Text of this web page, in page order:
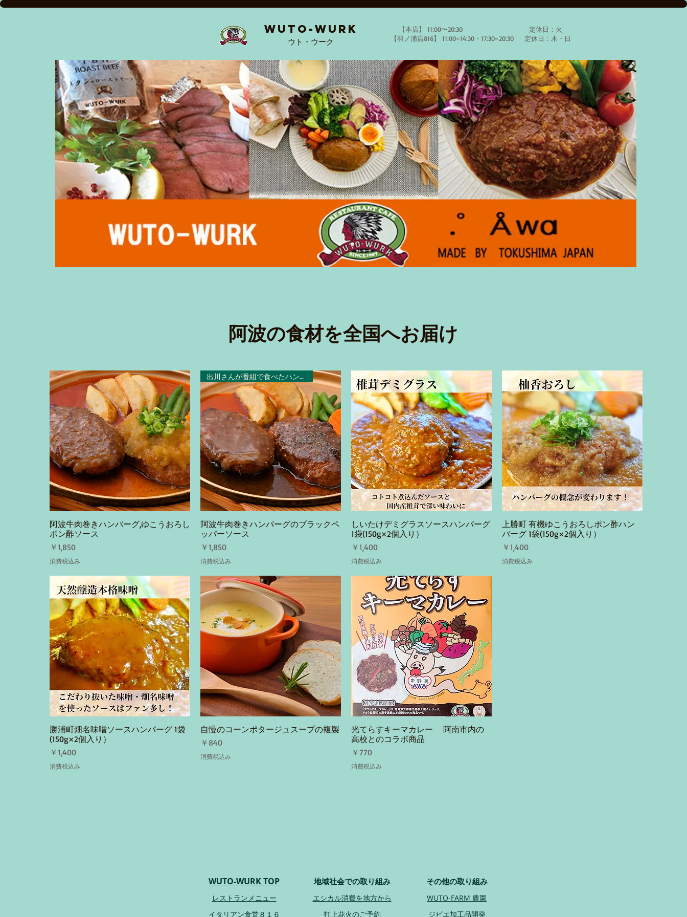
WUTO-WURK
​ウト・ウーク
【本店】 11:00〜20:30 定休日：火
【羽ノ浦店816】 11:00~14:30・17:30~20:30 定休日：木・日
​阿波の食材を全国へお届け
クイックビュー
阿波牛肉巻きハンバーグ,ゆこうおろし
ポン酢ソース
価格
￥1,850
消費税込み
クイックビュー
出川さんが番組で食べたハンバーグ
阿波牛肉巻きハンバーグのブラックペ
ッパーソース
価格
￥1,850
消費税込み
クイックビュー
しいたけデミグラスソースハンバーグ
1袋(150g×2個入り）
価格
￥1,400
消費税込み
クイックビュー
上勝町 有機ゆこうおろしポン酢ハン
バーグ 1袋(150g×2個入り）
価格
￥1,400
消費税込み
クイックビュー
勝浦町畑名味噌ソースハンバーグ 1袋
(150g×2個入り）
価格
￥1,400
消費税込み
クイックビュー
自慢のコーンポタージュスープの複製
価格
￥840
消費税込み
クイックビュー
光てらすキーマカレー 阿南市内の
高校とのコラボ商品
価格
￥770
消費税込み
WUTO-WURK TOP
レストランメニュー
イタリアン食堂８１６
地域社会での取り組み
エシカル消費を地方から
打上花火のご予約
その他の取り組み
WUTO-FARM 農園
​ジビエ加工品開発